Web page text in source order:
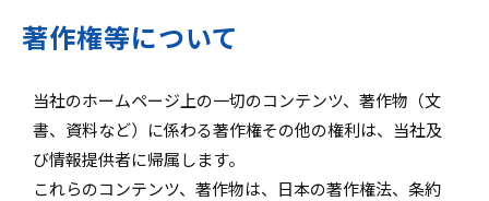
著作権等について
当社のホームページ上の一切のコンテンツ、著作物（文
書、資料など）に係わる著作権その他の権利は、当社及
び情報提供者に帰属します。
これらのコンテンツ、著作物は、日本の著作権法、条約